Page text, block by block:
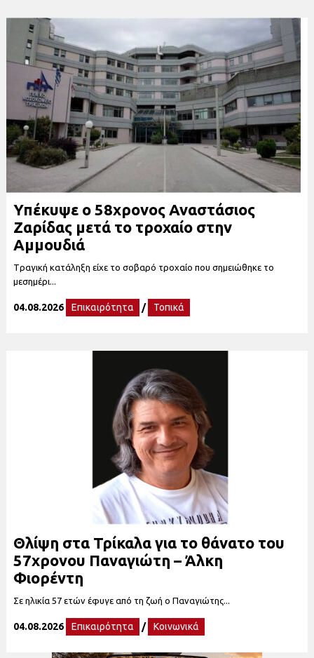
Υπέκυψε ο 58χρονος Αναστάσιος
Ζαρίδας μετά το τροχαίο στην
Αμμουδιά
Tραγική κατάληξη είχε το σοβαρό τροχαίο που σημειώθηκε το
μεσημέρι...
04.08.2026 Επικαιρότητα / Τοπικά
Θλίψη στα Τρίκαλα για το θάνατο του
57χρονου Παναγιώτη – Άλκη
Φιορέντη
Σε ηλικία 57 ετών έφυγε από τη ζωή ο Παναγιώτης...
04.08.2026 Επικαιρότητα / Κοινωνικά